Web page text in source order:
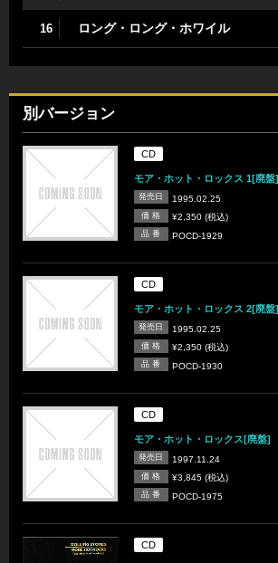
16 ロング・ロング・ホワイル
別バージョン
CD
モア・ホット・ロックス 1[廃盤]
発売日 1995.02.25
価 格 ¥2,350 (税込)
品 番 POCD-1929
CD
モア・ホット・ロックス 2[廃盤]
発売日 1995.02.25
価 格 ¥2,350 (税込)
品 番 POCD-1930
CD
モア・ホット・ロックス[廃盤]
発売日 1997.11.24
価 格 ¥3,845 (税込)
品 番 POCD-1975
CD